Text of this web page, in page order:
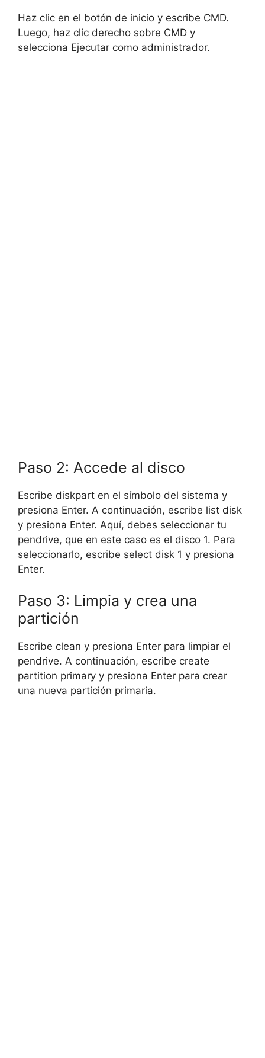
Haz clic en el botón de inicio y escribe CMD.
Luego, haz clic derecho sobre CMD y
selecciona Ejecutar como administrador.
Paso 2: Accede al disco
Escribe diskpart en el símbolo del sistema y
presiona Enter. A continuación, escribe list disk
y presiona Enter. Aquí, debes seleccionar tu
pendrive, que en este caso es el disco 1. Para
seleccionarlo, escribe select disk 1 y presiona
Enter.
Paso 3: Limpia y crea una
partición
Escribe clean y presiona Enter para limpiar el
pendrive. A continuación, escribe create
partition primary y presiona Enter para crear
una nueva partición primaria.